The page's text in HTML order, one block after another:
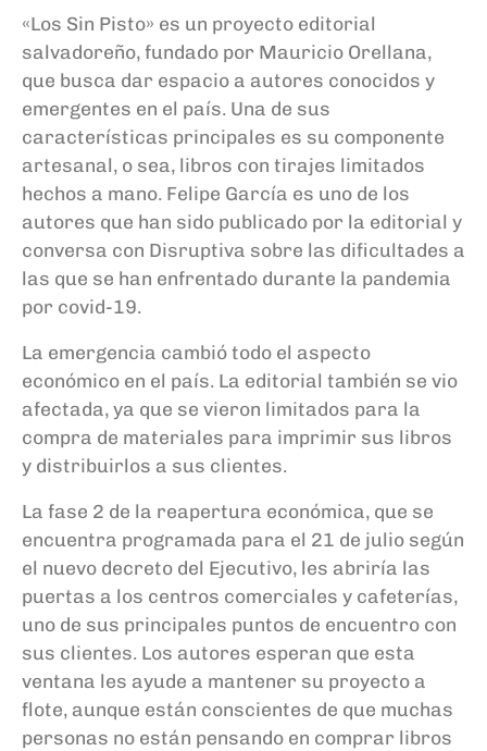
«Los Sin Pisto» es un proyecto editorial
salvadoreño, fundado por Mauricio Orellana,
que busca dar espacio a autores conocidos y
emergentes en el país. Una de sus
características principales es su componente
artesanal, o sea, libros con tirajes limitados
hechos a mano. Felipe García es uno de los
autores que han sido publicado por la editorial y
conversa con Disruptiva sobre las dificultades a
las que se han enfrentado durante la pandemia
por covid-19.
La emergencia cambió todo el aspecto
económico en el país. La editorial también se vio
afectada, ya que se vieron limitados para la
compra de materiales para imprimir sus libros
y distribuirlos a sus clientes.
La fase 2 de la reapertura económica, que se
encuentra programada para el 21 de julio según
el nuevo decreto del Ejecutivo, les abriría las
puertas a los centros comerciales y cafeterías,
uno de sus principales puntos de encuentro con
sus clientes. Los autores esperan que esta
ventana les ayude a mantener su proyecto a
flote, aunque están conscientes de que muchas
personas no están pensando en comprar libros